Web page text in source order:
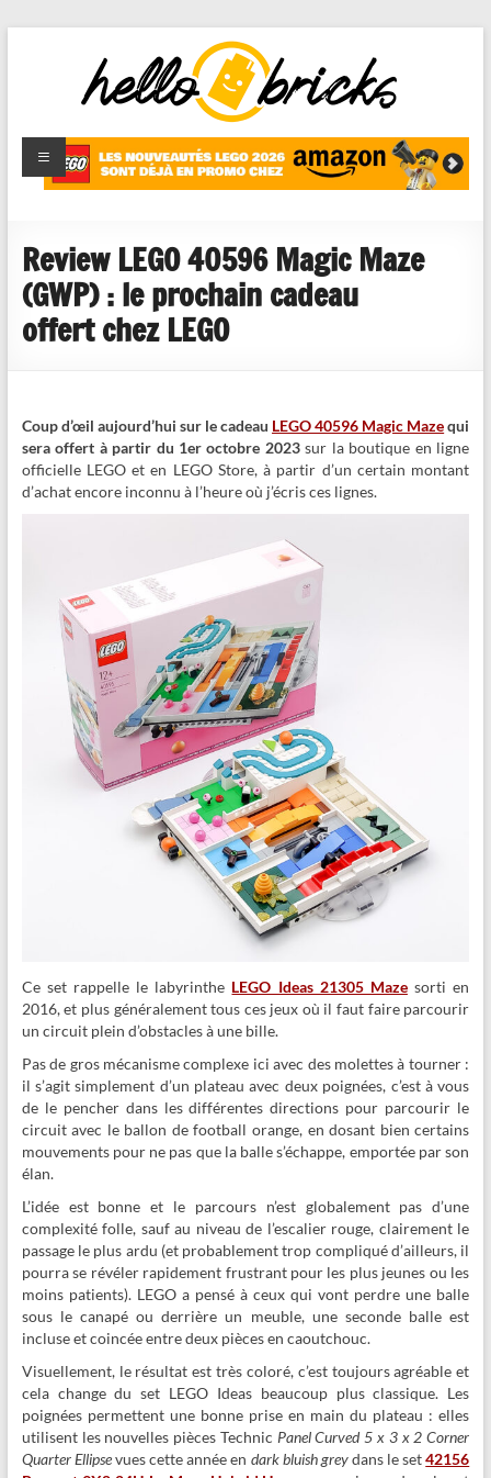
HelloBricks
Blog LEGO,
nouveaut�s
reviews
Review LEGO 40596 Magic Maze
(GWP) : le prochain cadeau
offert chez LEGO
Coup d’œil aujourd’hui sur le cadeau LEGO 40596 Magic Mazequi
sera offert à partir du 1er octobre 2023sur la boutique en ligne
officielle LEGO et en LEGO Store, à partir d’un certain montant
d’achat encore inconnu à l’heure où j’écris ces lignes.
Ce set rappelle le labyrinthe LEGO Ideas 21305 Mazesorti en
2016, et plus généralement tous ces jeux où il faut faire parcourir
un circuit plein d’obstacles à une bille.
Pas de gros mécanisme complexe ici avec des molettes à tourner :
il s’agit simplement d’un plateau avec deux poignées, c’est à vous
de le pencher dans les différentes directions pour parcourir le
circuit avec le ballon de football orange, en dosant bien certains
mouvements pour ne pas que la balle s’échappe, emportée par son
élan.
L’idée est bonne et le parcours n’est globalement pas d’une
complexité folle, sauf au niveau de l’escalier rouge, clairement le
passage le plus ardu (et probablement trop compliqué d’ailleurs, il
pourra se révéler rapidement frustrant pour les plus jeunes ou les
moins patients). LEGO a pensé à ceux qui vont perdre une balle
sous le canapé ou derrière un meuble, une seconde balle est
incluse et coincée entre deux pièces en caoutchouc.
Visuellement, le résultat est très coloré, c’est toujours agréable et
cela change du set LEGO Ideas beaucoup plus classique. Les
poignées permettent une bonne prise en main du plateau : elles
utilisent les nouvelles pièces Technic Panel Curved 5 x 3 x 2 Corner
Quarter Ellipsevues cette année en dark bluish greydans le set42156